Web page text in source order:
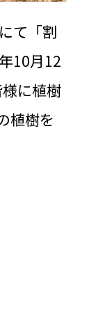
て「割
10月12
に植樹
植樹を